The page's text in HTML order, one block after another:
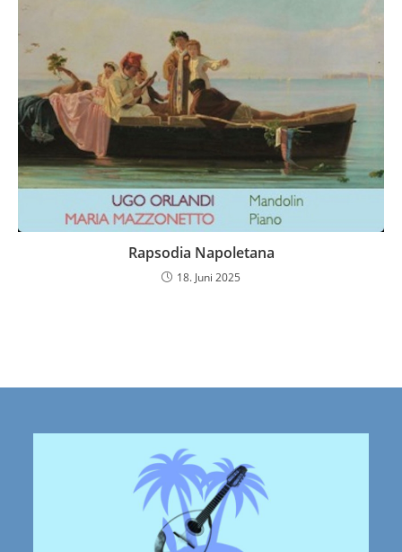
Rapsodia Napoletana
18. Juni 2025